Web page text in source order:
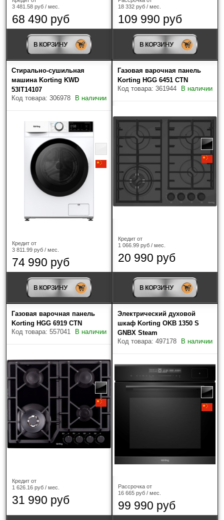
3 481.58 руб / мес.
68 490 руб
В КОРЗИНУ
18 332 руб / мес.
109 990 руб
В КОРЗИНУ
Стирально-сушильная
машина Korting KWD
53IT14107
Код товара: 306978
В наличии
Кредит от
3 811.99 руб / мес.
74 990 руб
В КОРЗИНУ
Газовая варочная панель
Korting HGG 6451 CTN
Код товара: 361944
В наличии
Кредит от
1 066.99 руб / мес.
20 990 руб
В КОРЗИНУ
Газовая варочная панель
Korting HGG 6919 CTN
Код товара: 557041
В наличии
Кредит от
1 626.16 руб / мес.
31 990 руб
Электрический духовой
шкаф Korting OKB 1350 S
GNBX Steam
Код товара: 497178
В наличии
Рассрочка от
16 665 руб / мес.
99 990 руб